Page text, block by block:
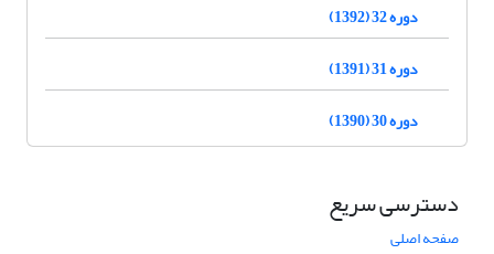
دوره 32 (1392)
دوره 31 (1391)
دوره 30 (1390)
دسترسی سریع
صفحه اصلی